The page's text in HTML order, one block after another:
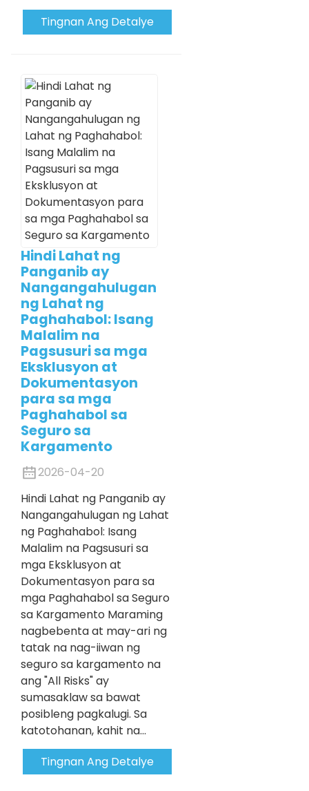
Tingnan Ang Detalye
Hindi Lahat ng
Panganib ay
Nangangahulugan
ng Lahat ng
Paghahabol: Isang
Malalim na
Pagsusuri sa mga
Eksklusyon at
Dokumentasyon
para sa mga
Paghahabol sa
Seguro sa
Kargamento
2026-04-20
Hindi Lahat ng Panganib ay
Nangangahulugan ng Lahat
ng Paghahabol: Isang
Malalim na Pagsusuri sa
mga Eksklusyon at
Dokumentasyon para sa
mga Paghahabol sa Seguro
sa Kargamento Maraming
nagbebenta at may-ari ng
tatak na nag-iiwan ng
seguro sa kargamento na
ang "All Risks" ay
sumasaklaw sa bawat
posibleng pagkalugi. Sa
katotohanan, kahit na...
Tingnan Ang Detalye